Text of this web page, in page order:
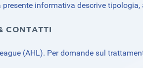
presente informativa descrive
CONTATTI
(AHL). Per domande sul